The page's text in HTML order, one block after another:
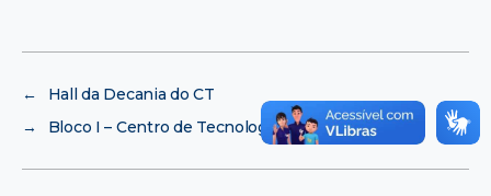
←
Hall da Decania do CT
→
Bloco I – Centro de Tecnologia (CT/UFRJ)